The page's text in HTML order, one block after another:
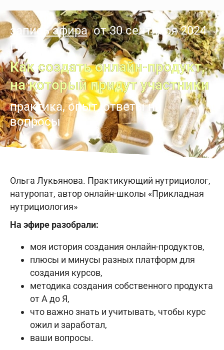
запись эфира от30 сентября 2024
года
Как создать онлайн-продукт,
на который придут участники
практика, опыт, ответы на
вопросы
Ольга Лукьянова. Практикующий нутрициолог,
натуропат, автор онлайн-школы «Прикладная
нутрициология»
На эфире разобрали:
моя история создания онлайн-продуктов,
плюсы и минусы разных платформ для
создания курсов,
методика создания собственного продукта
от А до Я,
что важно знать и учитывать, чтобы курс
ожил и заработал,
ваши вопросы.